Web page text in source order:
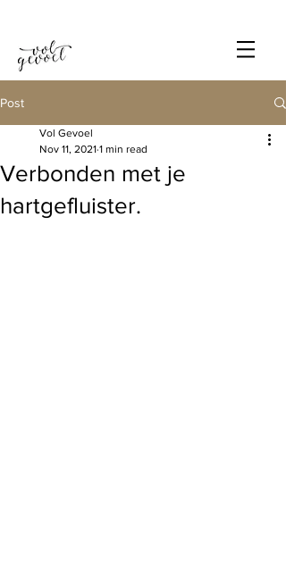
Post
Verbonden met je
hartgefluister.
Vol Gevoel
Nov 11, 2021 1 min read